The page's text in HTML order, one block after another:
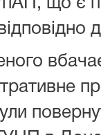
що є